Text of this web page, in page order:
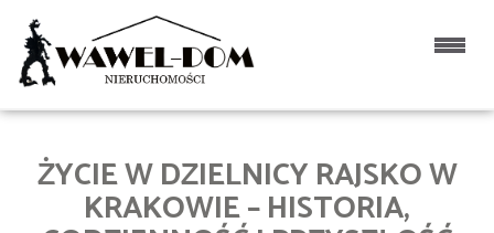
ŻYCIE W DZIELNICY RAJSKO W
KRAKOWIE – HISTORIA,